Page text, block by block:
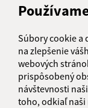
Súbory cookie a
na zlepšenie
webových
prispôsobený
návštevnosti
toho, odkiaľ naši